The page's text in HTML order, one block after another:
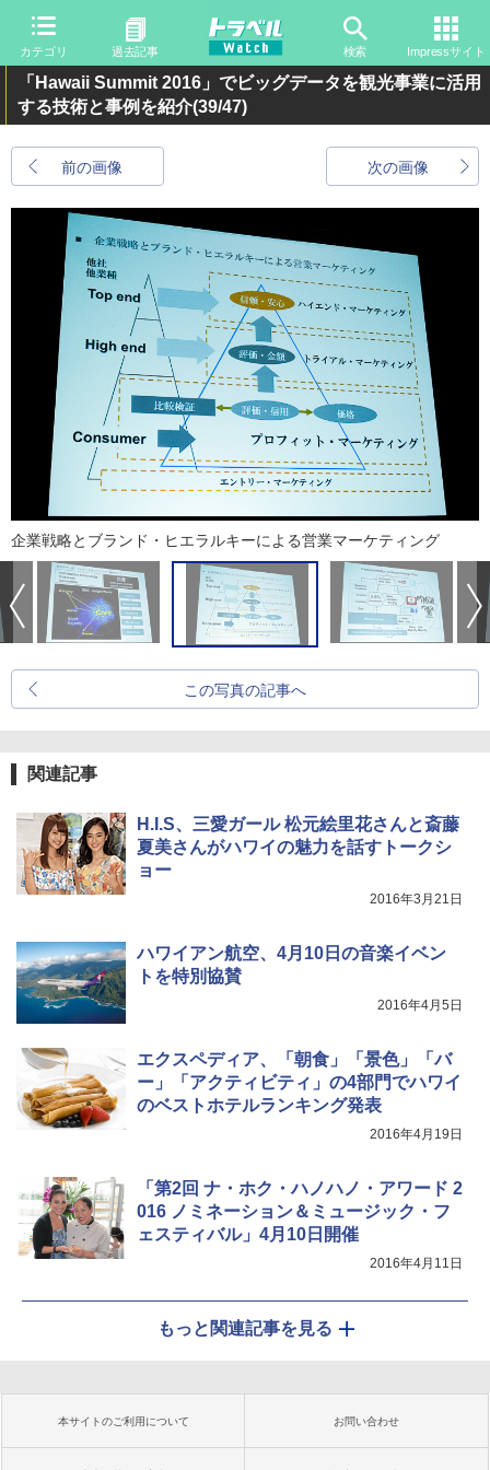
カテゴリ 過去記事 検索 Impressサイト
「Hawaii Summit 2016」でビッグデータを観光事業に活用
する技術と事例を紹介(39/47)
前の画像 次の画像
企業戦略とブランド・ヒエラルキーによる営業マーケティング
この写真の記事へ
関連記事
H.I.S、三愛ガール 松元絵里花さんと斎藤
夏美さんがハワイの魅力を話すトークシ
ョー
2016年3月21日
ハワイアン航空、4月10日の音楽イベン
トを特別協賛
2016年4月5日
エクスペディア、「朝食」「景色」「バ
ー」「アクティビティ」の4部門でハワイ
のベストホテルランキング発表
2016年4月19日
「第2回 ナ・ホク・ハノハノ・アワード 2
016 ノミネーション＆ミュージック・フ
ェスティバル」4月10日開催
2016年4月11日
もっと関連記事を見る
本サイトのご利用について お問い合わせ